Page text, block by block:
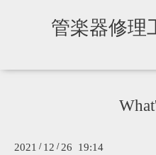
管楽器修
2021 / 12 / 26 19:14